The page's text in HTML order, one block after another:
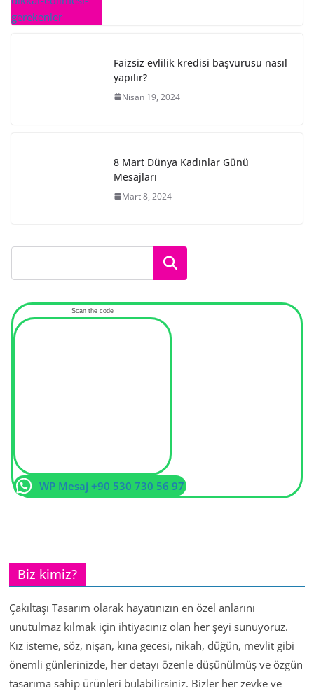
Faizsiz evlilik kredisi başvurusu nasıl
yapılır?
Nisan 19, 2024
8 Mart Dünya Kadınlar Günü
Mesajları
Mart 8, 2024
Ara
Scan the code
WP Mesaj +90 530 730 56 97
Biz kimiz?
Çakıltaşı Tasarım olarak hayatınızın en özel anlarını
unutulmaz kılmak için ihtiyacınız olan her şeyi sunuyoruz.
Kız isteme, söz, nişan, kına gecesi, nikah, düğün, mevlit gibi
önemli günlerinizde, her detayı özenle düşünülmüş ve özgün
tasarıma sahip ürünleri bulabilirsiniz. Bizler her zevke ve